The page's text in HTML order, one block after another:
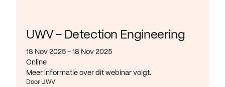
UWV - Detection Engineering
18 Nov 2025 - 18 Nov 2025
Online
Meer informatie over dit webinar volgt.
Door UWV